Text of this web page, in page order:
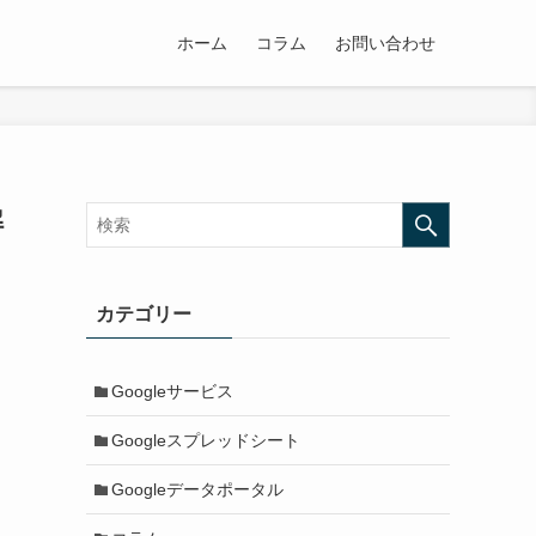
ホーム コラム お問い合わせ
カテゴリー
Googleサービス
Googleスプレッドシート
Googleデータポータル